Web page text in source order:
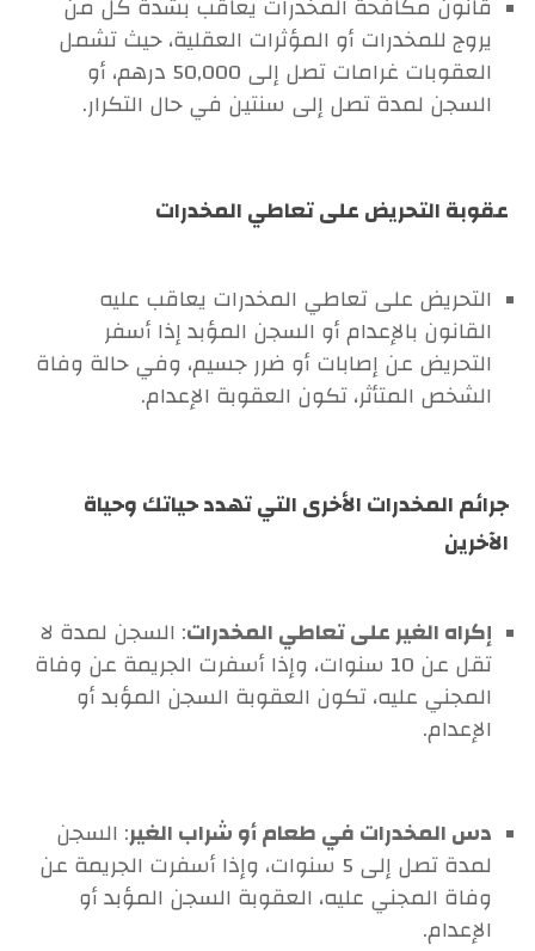
يروج للمخدرات أو المؤثرات العقلية، حيث تشمل
العقوبات غرامات تصل إلى 50,000 درهم، أو
السجن لمدة تصل إلى سنتين في حال التكرار.
عقوبة التحريض على تعاطي المخدرات
التحريض على تعاطي المخدرات يعاقب عليه
القانون بالإعدام أو السجن المؤبد إذا أسفر
التحريض عن إصابات أو ضرر جسيم، وفي حالة وفاة
الشخص المتأثر، تكون العقوبة الإعدام.
جرائم المخدرات الأخرى التي تهدد حياتك وحياة
الآخرين
إكراه الغير على تعاطي المخدرات: السجن لمدة لا
تقل عن 10 سنوات، وإذا أسفرت الجريمة عن وفاة
المجني عليه، تكون العقوبة السجن المؤبد أو
الإعدام.
دس المخدرات في طعام أو شراب الغير: السجن
لمدة تصل إلى 5 سنوات، وإذا أسفرت الجريمة عن
وفاة المجني عليه، العقوبة السجن المؤبد أو
الإعدام.